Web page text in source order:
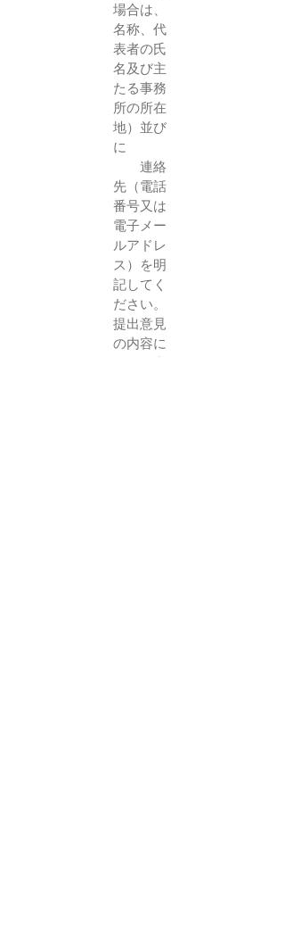
場合は、
名称、代
表者の氏
名及び主
たる事務
所の所在
地）並び
に
連絡
先（電話
番号又は
電子メー
ルアドレ
ス）を明
記してく
ださい。
提出意見
の内容に